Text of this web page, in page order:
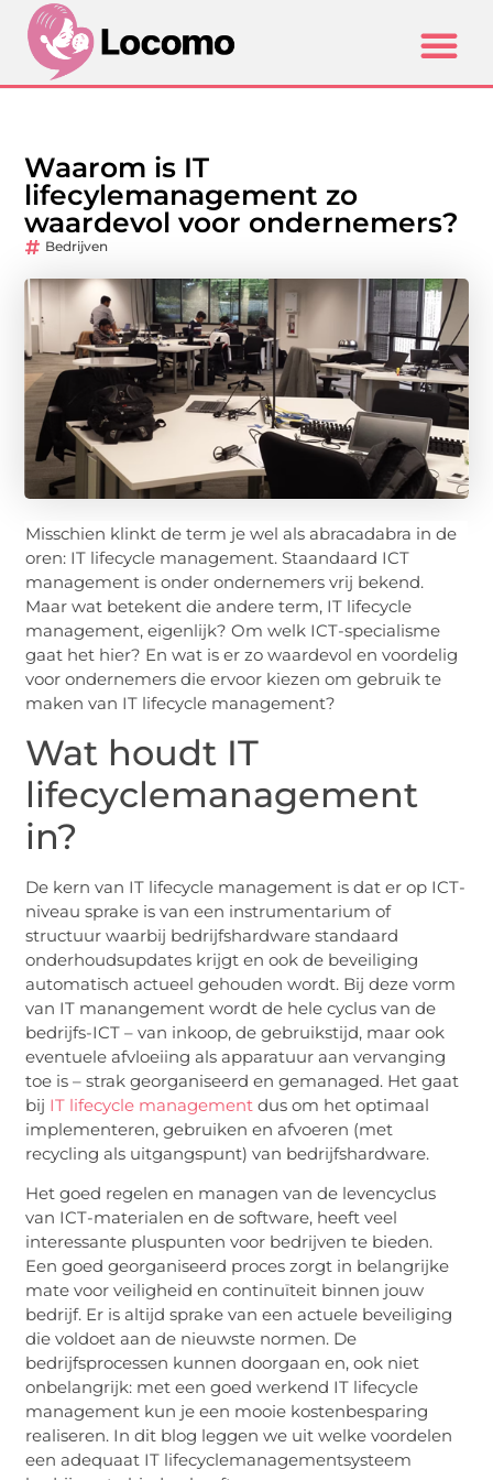
Waarom is IT
lifecylemanagement zo
waardevol voor ondernemers?
Bedrijven
Misschien klinkt de term je wel als abracadabra in de
oren: IT lifecycle management. Staandaard ICT
management is onder ondernemers vrij bekend.
Maar wat betekent die andere term, IT lifecycle
management, eigenlijk? Om welk ICT-specialisme
gaat het hier? En wat is er zo waardevol en voordelig
voor ondernemers die ervoor kiezen om gebruik te
maken van IT lifecycle management?
Wat houdt IT
lifecyclemanagement
in?
De kern van IT lifecycle management is dat er op ICT-
niveau sprake is van een instrumentarium of
structuur waarbij bedrijfshardware standaard
onderhoudsupdates krijgt en ook de beveiliging
automatisch actueel gehouden wordt. Bij deze vorm
van IT manangement wordt de hele cyclus van de
bedrijfs-ICT – van inkoop, de gebruikstijd, maar ook
eventuele afvloeiing als apparatuur aan vervanging
toe is – strak georganiseerd en gemanaged. Het gaat
bij IT lifecycle management dus om het optimaal
implementeren, gebruiken en afvoeren (met
recycling als uitgangspunt) van bedrijfshardware.
Het goed regelen en managen van de levencyclus
van ICT-materialen en de software, heeft veel
interessante pluspunten voor bedrijven te bieden.
Een goed georganiseerd proces zorgt in belangrijke
mate voor veiligheid en continuïteit binnen jouw
bedrijf. Er is altijd sprake van een actuele beveiliging
die voldoet aan de nieuwste normen. De
bedrijfsprocessen kunnen doorgaan en, ook niet
onbelangrijk: met een goed werkend IT lifecycle
management kun je een mooie kostenbesparing
realiseren. In dit blog leggen we uit welke voordelen
een adequaat IT lifecyclemanagementsysteem